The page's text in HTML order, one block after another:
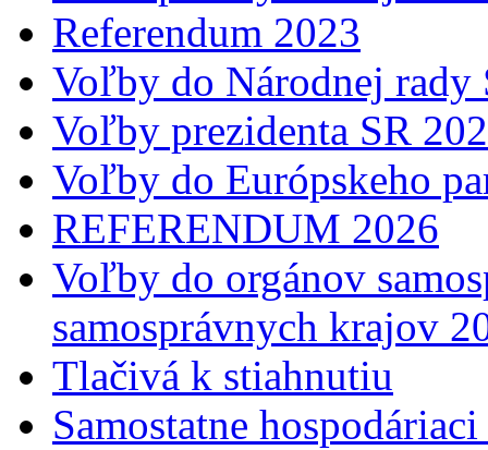
Referendum 2023
Voľby do Národnej
Voľby prezidenta SR
Voľby do Európskeho
REFERENDUM 2026
Voľby do orgánov
samosprávnych krajov
Tlačivá k stiahnutiu
Samostatne